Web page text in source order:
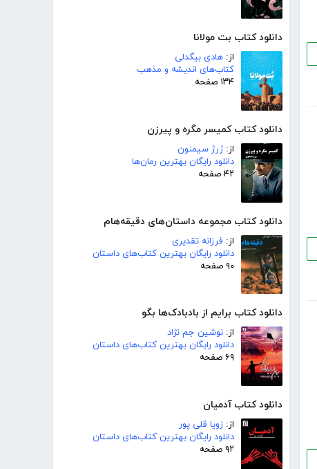
دانلود کتاب بت مولانا
از: هادی بیگدلی
کتاب‌های اندیشه و مذهب
۱۳۴ صفحه
دانلود کتاب کمیسر مگره و پیرزن
از:ژرژ سیمنون
دانلود رایگان بهترین رمان‌ها
۴۲ صفحه
دانلود کتاب مجموعه داستان‌های دقیقه‌هام
از: فرزانه تقدیری
دانلود رایگان بهترین کتاب‌های داستان
۹۰ صفحه
دانلود کتاب برایم از بادبادک‌ها بگو
از: نوشین جم نژاد
دانلود رایگان بهترین کتاب‌های داستان
۶۹ صفحه
دانلود کتاب آدمیان
از: زویا قلی پور
دانلود رایگان بهترین کتاب‌های داستان
۹۲ صفحه